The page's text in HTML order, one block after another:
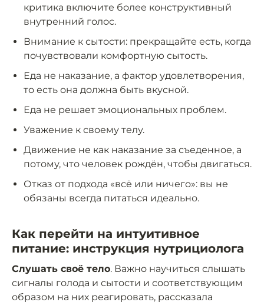
критика включите более конструктивный
внутренний голос.
Внимание к сытости: прекращайте есть, когда
почувствовали комфортную сытость.
Еда не наказание, а фактор удовлетворения,
то есть она должна быть вкусной.
Еда не решает эмоциональных проблем.
Уважение к своему телу.
Движение не как наказание за съеденное, а
потому, что человек рождён, чтобы двигаться.
Отказ от подхода «всё или ничего»: вы не
обязаны всегда питаться идеально.
Как перейти на интуитивное
питание: инструкция нутрициолога
Слушать своё тело. Важно научиться слышать
сигналы голода и сытости и соответствующим
образом на них реагировать, рассказала